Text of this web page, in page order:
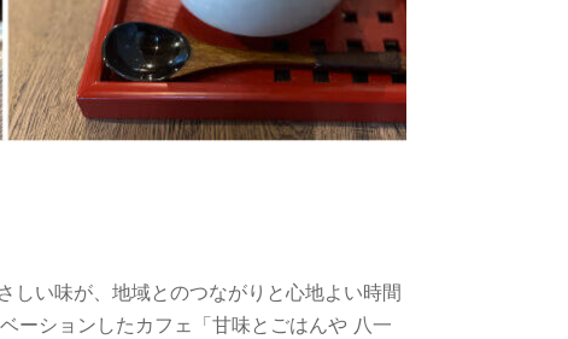
しい味が、地域とのつながりと心地よい時間
ーションしたカフェ「甘味とごはんや 八一